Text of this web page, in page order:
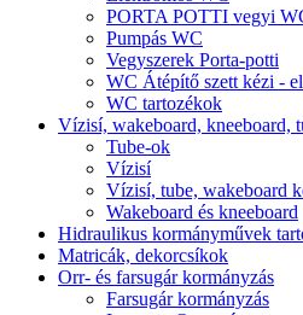
PORTA POTTI vegyi
Pumpás WC
Vegyszerek Porta-potti
WC Átépítő szett kézi -
WC tartozékok
Vízisí, wakeboard, kneeboard,
Tube-ok
Vízisí
Vízisí, tube, wakeboard
Wakeboard és kneeboard
Hidraulikus kormányművek
Matricák, dekorcsíkok
Orr- és farsugár kormányzás
Farsugár kormányzás